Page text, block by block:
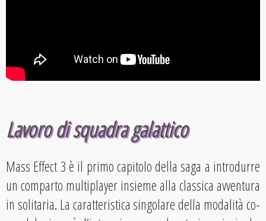
Lavoro di squadra galattico
Mass Effect 3 è il primo capitolo della saga a introdurre
un comparto multiplayer insieme alla classica avventura
in solitaria. La caratteristica singolare della modalità co-